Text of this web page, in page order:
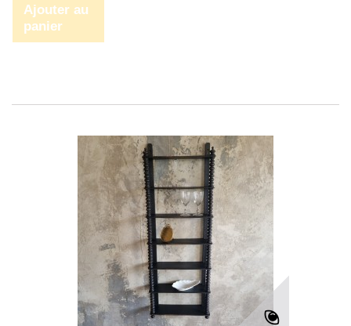
Ajouter au
panier